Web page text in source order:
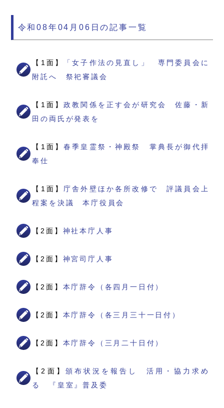
令和08年04月06日の記事一覧
【1面】
「女子作法の見直し」 専門委員会に
附託へ 祭祀審議会
【1面】政教関係を正す会が研究会 佐藤・新
田の両氏が発表を
【1面】春季皇霊祭・神殿祭 掌典長が御代拝
奉仕
【1面】 庁舎外壁ほか各所改修で 評議員会上
程案を決議 本庁役員会
【2面】 神社本庁人事
【2面】 神宮司庁人事
【2面】 本庁辞令（各四月一日付）
【2面】 本庁辞令（各三月三十一日付）
【2面】 本庁辞令（三月二十日付）
【2面】 頒布状況を報告し 活用・協力求め
る 『皇室』普及委